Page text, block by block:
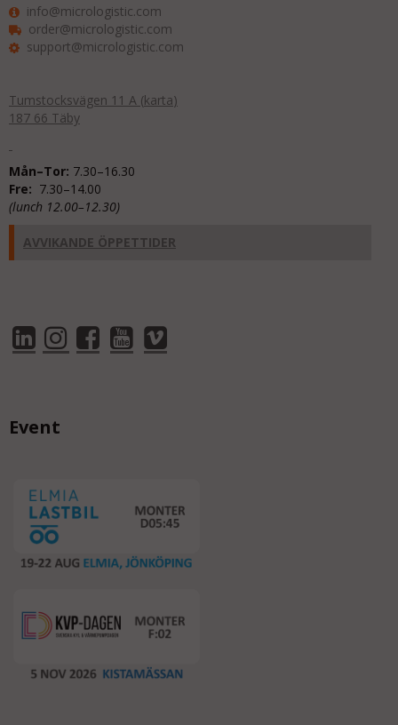
info@micrologistic.com
order@micrologistic.com
support@micrologistic.com
Tumstocksvägen 11 A (karta)
187 66 Täby
Mån–Tor: 7.30–16.30
Fre: 7.30–14.00
(lunch 12.00–12.30)
AVVIKANDE ÖPPETTIDER
Event